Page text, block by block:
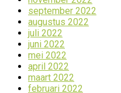
september 2022
augustus 2022
juli 2022
juni 2022
mei 2022
april 2022
maart 2022
februari 2022